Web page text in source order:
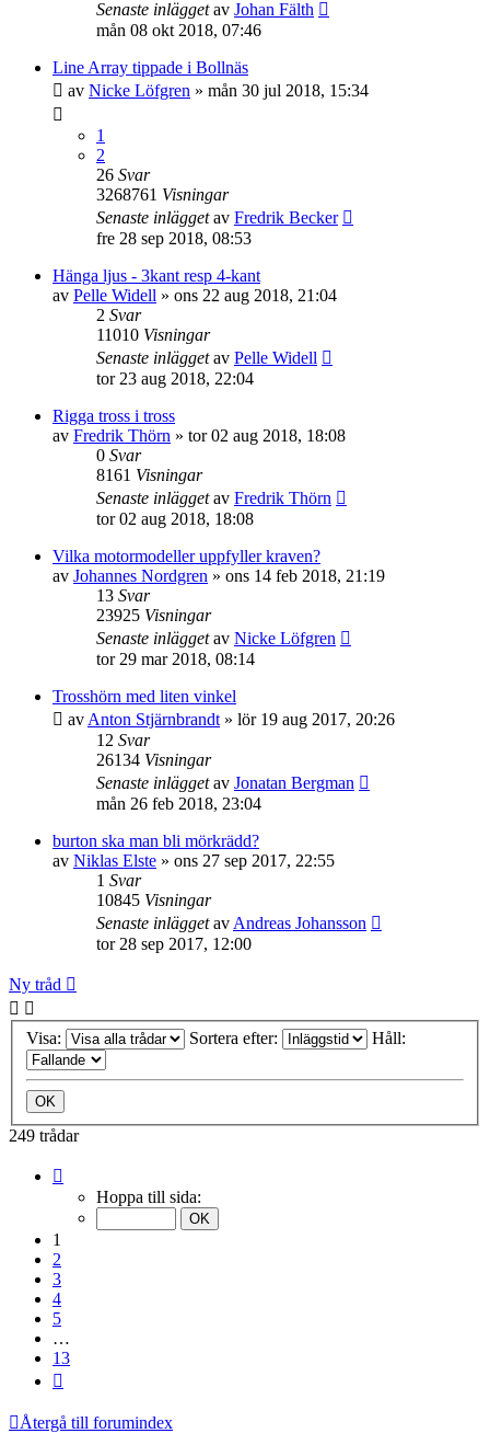
Senaste inläggetav Johan Fälth
mån 08 okt 2018, 07:46
Line Array tippade i Bollnäs
av Nicke Löfgren » mån 30 jul 2018, 15:34
1
2
26 Svar
3268761 Visningar
Senaste inläggetav Fredrik Becker
fre 28 sep 2018, 08:53
Hänga ljus - 3kant resp 4-kant
av Pelle Widell » ons 22 aug 2018, 21:04
2 Svar
11010 Visningar
Senaste inläggetav Pelle Widell
tor 23 aug 2018, 22:04
Rigga tross i tross
av Fredrik Thörn » tor 02 aug 2018, 18:08
0 Svar
8161 Visningar
Senaste inläggetav Fredrik Thörn
tor 02 aug 2018, 18:08
Vilka motormodeller uppfyller kraven?
av Johannes Nordgren » ons 14 feb 2018, 21:19
13 Svar
23925 Visningar
Senaste inläggetav Nicke Löfgren
tor 29 mar 2018, 08:14
Trosshörn med liten vinkel
av Anton Stjärnbrandt » lör 19 aug 2017, 20:26
12 Svar
26134 Visningar
Senaste inläggetav Jonatan Bergman
mån 26 feb 2018, 23:04
burton ska man bli mörkrädd?
av Niklas Elste » ons 27 sep 2017, 22:55
1 Svar
10845 Visningar
Senaste inläggetav Andreas Johansson
tor 28 sep 2017, 12:00
Ny tråd
Visa: Sortera efter: Håll:
249 trådar
Hoppa till sida:
1
2
3
4
5
…
13
Återgå till forumindex